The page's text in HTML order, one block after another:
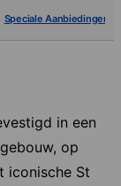
Speciale Aanbiedingen
in een
op
iconische St